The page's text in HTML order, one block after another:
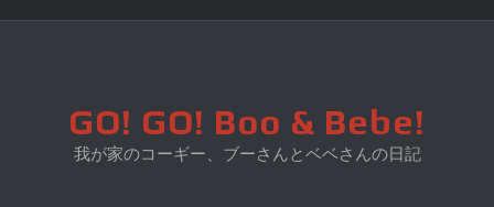
GO! GO! Boo & Bebe!
我が家のコーギー、ブーさんとベベさんの日記